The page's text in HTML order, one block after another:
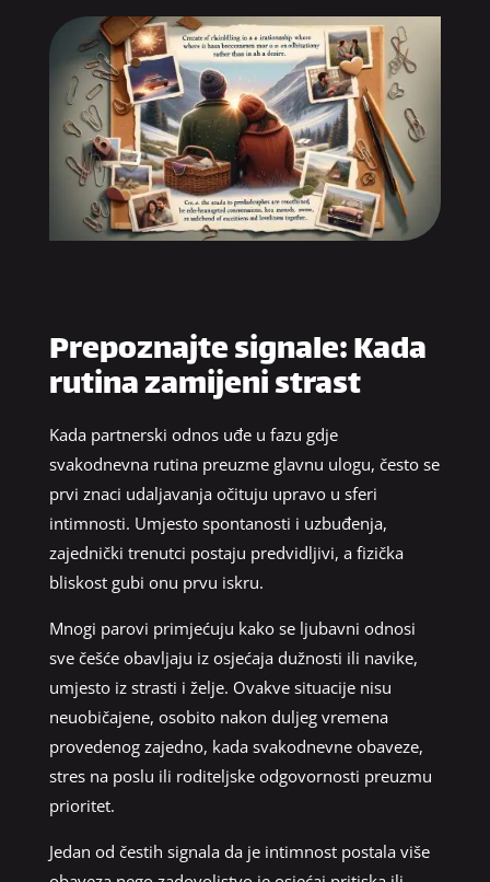
Prepoznajte signale: Kada
rutina zamijeni strast
Kada partnerski odnos uđe u fazu gdje
svakodnevna rutina preuzme glavnu ulogu, često se
prvi znaci udaljavanja očituju upravo u sferi
intimnosti. Umjesto spontanosti i uzbuđenja,
zajednički trenutci postaju predvidljivi, a fizička
bliskost gubi onu prvu iskru.
Mnogi parovi primjećuju kako se ljubavni odnosi
sve češće obavljaju iz osjećaja dužnosti ili navike,
umjesto iz strasti i želje. Ovakve situacije nisu
neuobičajene, osobito nakon duljeg vremena
provedenog zajedno, kada svakodnevne obaveze,
stres na poslu ili roditeljske odgovornosti preuzmu
prioritet.
Jedan od čestih signala da je intimnost postala više